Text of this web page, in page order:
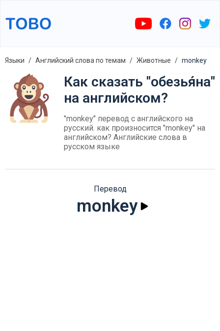
Языки Английский слова по темам Животные monkey
Как сказать "обезья́на"
на английском?
"monkey" перевод с английского на
русский. как произносится "monkey" на
английском? Английские слова в
русском языке
Перевод
monkey